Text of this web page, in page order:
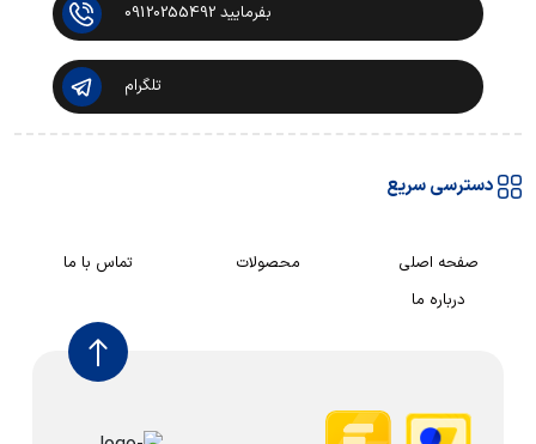
بفرمایید 09120255492
تلگرام
دسترسی سریع
صفحه اصلی محصولات
تماس با ما
درباره ما